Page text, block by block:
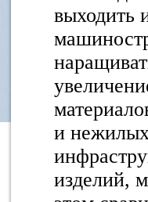
выходить
и
изделий,